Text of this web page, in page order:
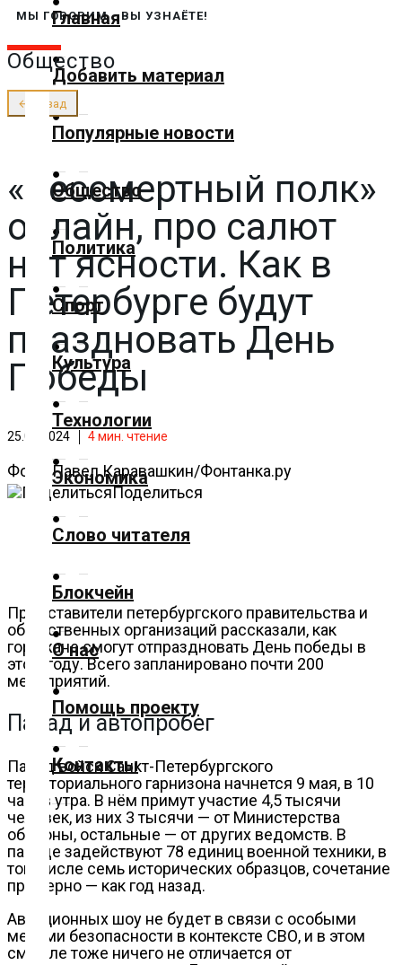
Технологии
Предложить новость
О нас
✕
Добавить
материал
Популярные
новости
Общество
Политика
Культура
Технологии
Экономика
Слово
читателя
Блокчейн
Главная
Добавить материал
Популярные новости
Общество
Политика
Спорт
Культура
Технологии
Экономика
Слово читателя
Блокчейн
О нас
Помощь проекту
Контакты
МЫ ГОВОРИМ - ВЫ УЗНАЁТЕ!
Общество
← Назад
«Бессмертный полк»
онлайн, про салют
нет ясности. Как в
Петербурге будут
праздновать День
Победы
25.04.2024 4мин. чтение
Фото: Павел Каравашкин/Фонтанка.ру
Поделиться
Представители петербургского правительства и
общественных организаций рассказали, как
горожане смогут отпраздновать День победы в
этом году. Всего запланировано почти 200
мероприятий.
Парад и автопробег
Парад войск Санкт-Петербургского
территориального гарнизона начнется 9 мая, в 10
часов утра. В нём примут участие 4,5 тысячи
человек, из них 3 тысячи — от Министерства
обороны, остальные — от других ведомств. В
параде задействуют 78 единиц военной техники, в
том числе семь исторических образцов, сочетание
примерно — как год назад.
Авиационных шоу не будет в связи с особыми
мерами безопасности в контексте СВО, и в этом
смысле тоже ничего не отличается от